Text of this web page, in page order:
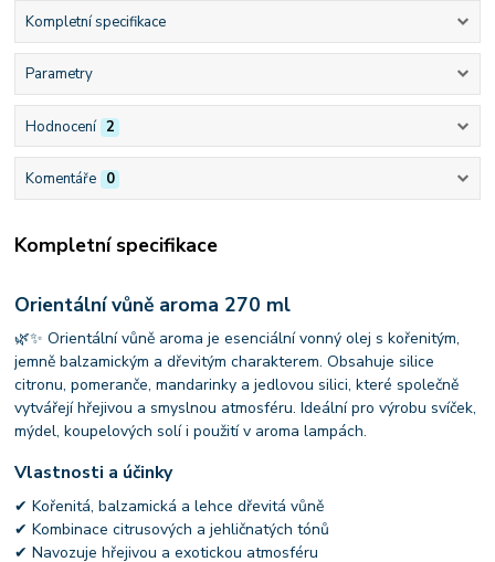
Kompletní specifikace
Parametry
Hodnocení 2
Komentáře 0
Kompletní specifikace
Orientální vůně aroma 270 ml
🌿✨ Orientální vůně aroma je esenciální vonný olej s kořenitým,
jemně balzamickým a dřevitým charakterem. Obsahuje silice
citronu, pomeranče, mandarinky a jedlovou silici, které společně
vytvářejí hřejivou a smyslnou atmosféru. Ideální pro výrobu svíček,
mýdel, koupelových solí i použití v aroma lampách.
Vlastnosti a účinky
✔ Kořenitá, balzamická a lehce dřevitá vůně
✔ Kombinace citrusových a jehličnatých tónů
✔ Navozuje hřejivou a exotickou atmosféru